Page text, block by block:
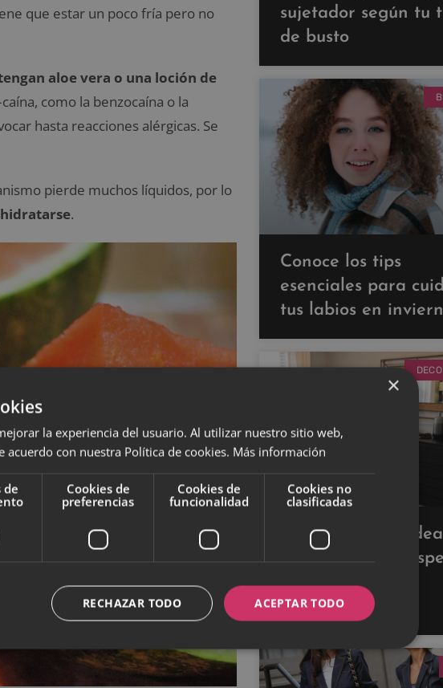
que estar un poco fría pero no
aloe vera o una loción de
como la benzocaína o la
hasta reacciones alérgicas. Se
pierde muchos líquidos, por lo
.
sujetador según tu
de busto
Conoce los tips
esenciales para
tus labios en
Descubre estas
decoración con
para ampliar tus
espacios
×
la experiencia del usuario. Al utilizar nuestro sitio web,
acuerdo con nuestra Política de cookies. Más información
de
Cookies de
preferencias
Cookies de
funcionalidad
Cookies no
clasificadas
ACEPTAR TODO
RECHAZAR TODO